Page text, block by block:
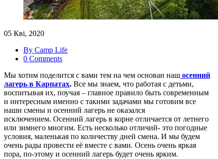
05 Кві, 2020
By Camp Life
0 Comments
Мы хотим поделится с вами тем на чем основан наш осенний
лагерь в Карпатах. Все мы знаем, что работая с детьми,
воспитывая их, поучая – главное правило быть современным
и интересным именно с такими задачами мы готовим все
наши смены и осенний лагерь не оказался
исключением. Осенний лагерь в корне отличается от летнего
или зимнего многим. Есть несколько отличий- это погодные
условия, маленькая по количеству дней смена. И мы будем
очень рады провести её вместе с вами. Осень очень яркая
пора, по-этому и осенний лагерь будет очень ярким.